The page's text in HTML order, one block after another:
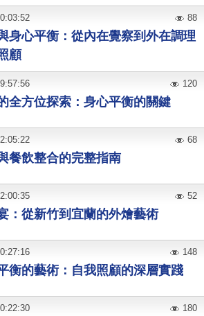
身心平衡：從內在覺察到外在調理
顧
88
全方位探索：身心平衡的關鍵
120
餐飲整合的完整指南
68
：從新竹到宜蘭的外燴藝術
52
衡的藝術：自我照顧的深層實踐
148
180